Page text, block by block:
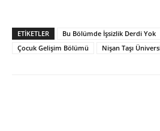
ETİKETLER Bu Bölümde İşsizlik Derdi Yok
Çocuk Gelişim Bölümü
Nişan Taşı